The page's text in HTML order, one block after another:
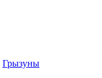
Грызуны